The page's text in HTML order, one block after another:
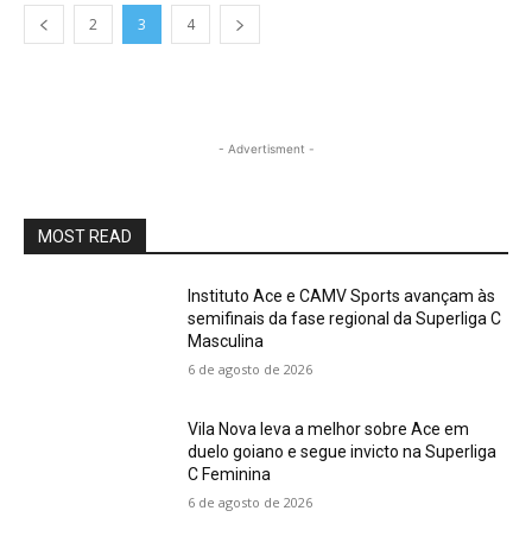
2 3 4
- Advertisment -
MOST READ
Instituto Ace e CAMV Sports avançam às
semifinais da fase regional da Superliga C
Masculina
6 de agosto de 2026
Vila Nova leva a melhor sobre Ace em
duelo goiano e segue invicto na Superliga
C Feminina
6 de agosto de 2026